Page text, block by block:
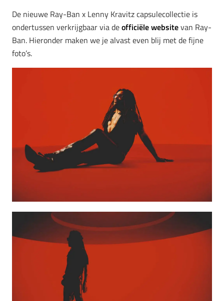
De nieuwe Ray-Ban x Lenny Kravitz capsulecollectie is
ondertussen verkrijgbaar via deofficiële websitevan Ray-
Ban. Hieronder maken we je alvast even blij met de fijne
foto’s.